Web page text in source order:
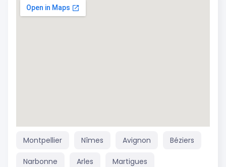
Montpellier Nîmes Avignon Béziers
Narbonne Arles Martigues